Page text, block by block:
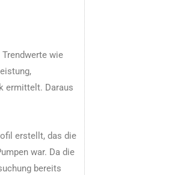
wie
ermittelt. Daraus
erstellt, das die
war. Da die
bereits